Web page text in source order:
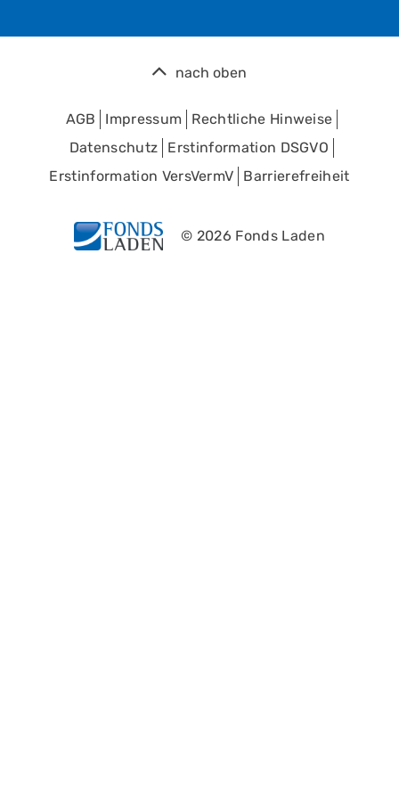
nach oben
AGB Impressum
Rechtliche Hinweise
Datenschutz
Erstinformation DSGVO
Erstinformation VersVermV
Barrierefreiheit
© 2026 Fonds Laden